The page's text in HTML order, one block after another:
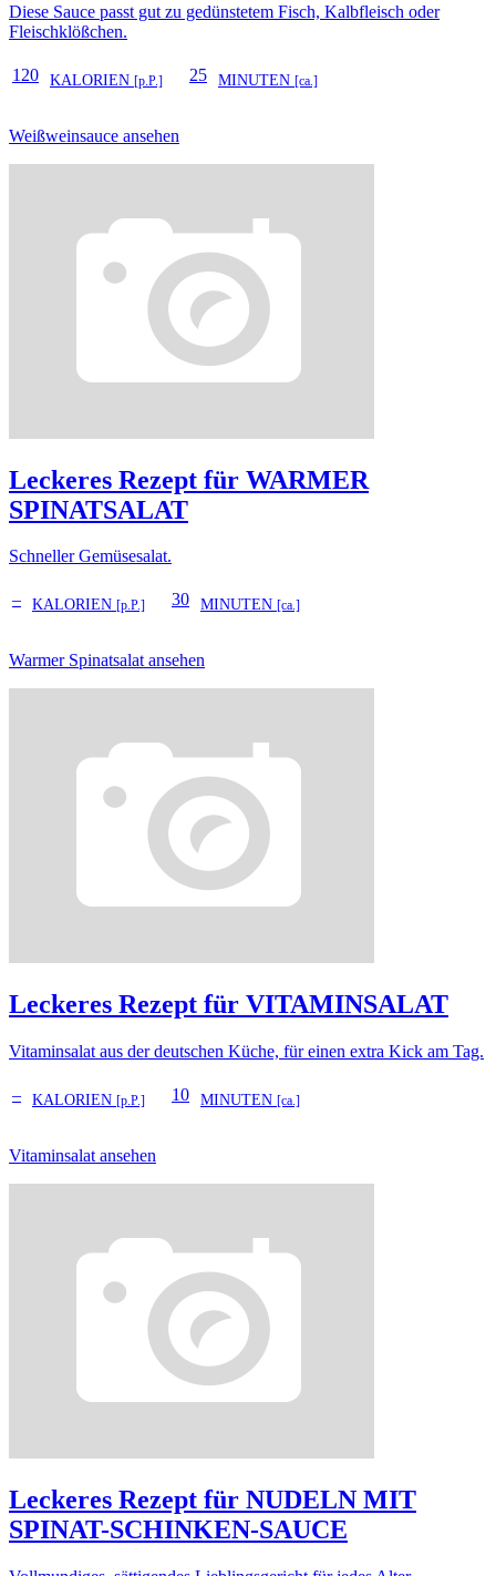
Diese Sauce passt gut zu gedünstetem Fisch, Kalbfleisch oder
Fleischklößchen.
120 KALORIEN [p.P.] 25 MINUTEN [ca.]
Weißweinsauce ansehen
Leckeres Rezept für WARMER
SPINATSALAT
Schneller Gemüsesalat.
– KALORIEN [p.P.] 30 MINUTEN [ca.]
Warmer Spinatsalat ansehen
Leckeres Rezept für VITAMINSALAT
Vitaminsalat aus der deutschen Küche, für einen extra Kick am Tag.
– KALORIEN [p.P.] 10 MINUTEN [ca.]
Vitaminsalat ansehen
Leckeres Rezept für NUDELN MIT
SPINAT-SCHINKEN-SAUCE